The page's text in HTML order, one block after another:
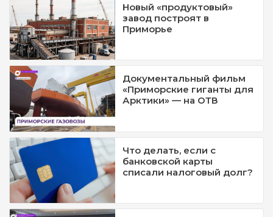
Новый «продуктовый»
завод построят в
Приморье
Документальный фильм
«Приморские гиганты для
Арктики» — на ОТВ
Что делать, если с
банковской карты
списали налоговый долг?